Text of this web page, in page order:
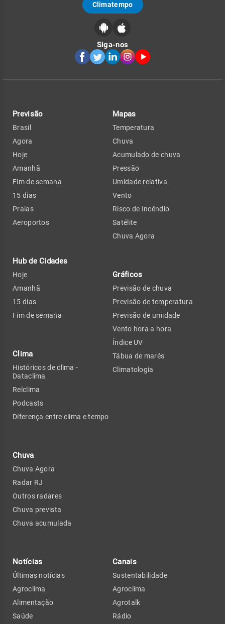
Climatempo
Siga-nos
Previsão
Brasil
Agora
Hoje
Amanhã
Fim de semana
15 dias
Praias
Aeroportos
Hub de Cidades
Hoje
Amanhã
15 dias
Fim de semana
Clima
Históricos de clima -
Dataclima
Relclima
Podcasts
Diferença entre clima e tempo
Chuva
Chuva Agora
Radar RJ
Outros radares
Chuva prevista
Chuva acumulada
Mapas
Temperatura
Chuva
Acumulado de chuva
Pressão
Umidade relativa
Vento
Risco de Incêndio
Satélite
Chuva Agora
Gráficos
Previsão de chuva
Previsão de temperatura
Previsão de umidade
Vento hora a hora
Índice UV
Tábua de marés
Climatologia
Notícias
Últimas notícias
Agroclima
Alimentação
Saúde
Canais
Sustentabilidade
Agroclima
Agrotalk
Rádio